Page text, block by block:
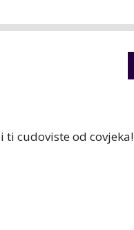
ti cudoviste od covjeka!